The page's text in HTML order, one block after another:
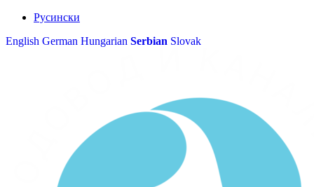
Русински
English German Hungarian Serbian Slovak